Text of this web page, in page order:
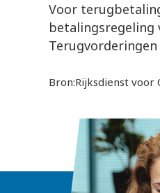
Voor
betalingsregeling
Bron:Rijksdienst